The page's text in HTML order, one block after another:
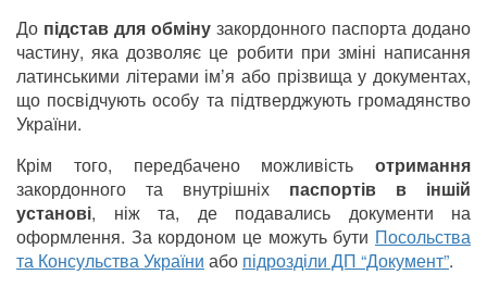
До підстав для обміну закордонного паспорта додано
частину, яка дозволяє це робити при зміні написання
латинськими літерами ім’я або прізвища у документах,
що посвідчують особу та підтверджують громадянство
України.
Крім того, передбачено можливість отримання
закордонного та внутрішніх паспортів в іншій
установі, ніж та, де подавались документи на
оформлення. За кордоном це можуть бути Посольства
та Консульства України або підрозділи ДП “Документ”.